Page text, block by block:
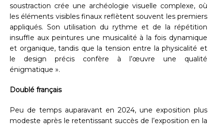
soustraction crée une archéologie visuelle complexe, où
les éléments visibles finaux reflètent souvent les premiers
appliqués. Son utilisation du rythme et de la répétition
insuffle aux peintures une musicalité à la fois dynamique
et organique, tandis que la tension entre la physicalité et
le design précis confère à l’œuvre une qualité
énigmatique ».
Doublé français
Peu de temps auparavant en 2024, une exposition plus
modeste après le retentissant succès de l’exposition en la